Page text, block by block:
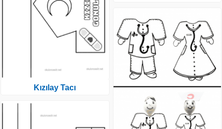
Kızılay Tacı